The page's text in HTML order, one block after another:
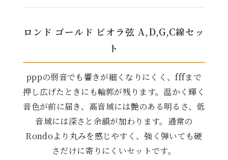
ロンド ゴールド ビオラ弦 A,D,G,C線セッ
ト
pppの弱音でも響きが細くなりにくく、fffまで
押し広げたときにも輪郭が残ります。温かく輝く
音色が前に届き、高音域には艶のある明るさ、低
音域には深さと余韻が加わります。通常の
Rondoより丸みを感じやすく、強く弾いても硬
さだけに寄りにくいセットです。